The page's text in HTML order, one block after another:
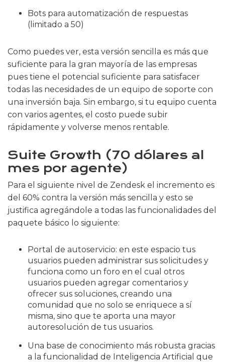
Bots para automatización de respuestas
(limitado a 50)
Como puedes ver, esta versión sencilla es más que
suficiente para la gran mayoría de las empresas
pues tiene el potencial suficiente para satisfacer
todas las necesidades de un equipo de soporte con
una inversión baja. Sin embargo, si tu equipo cuenta
con varios agentes, el costo puede subir
rápidamente y volverse menos rentable.
Suite Growth (70 dólares al
mes por agente)
Para el siguiente nivel de Zendesk el incremento es
del 60% contra la versión más sencilla y esto se
justifica agregándole a todas las funcionalidades del
paquete básico lo siguiente:
Portal de autoservicio: en este espacio tus
usuarios pueden administrar sus solicitudes y
funciona como un foro en el cual otros
usuarios pueden agregar comentarios y
ofrecer sus soluciones, creando una
comunidad que no solo se enriquece a sí
misma, sino que te aporta una mayor
autoresolución de tus usuarios.
Una base de conocimiento más robusta gracias
a la funcionalidad de Inteligencia Artificial que